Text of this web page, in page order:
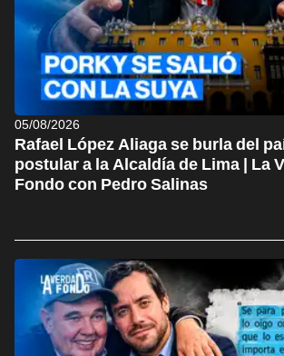
05/08/2026
Rafael López Aliaga se burla del
postular a la Alcaldía de Lima | La
Fondo con Pedro Salinas